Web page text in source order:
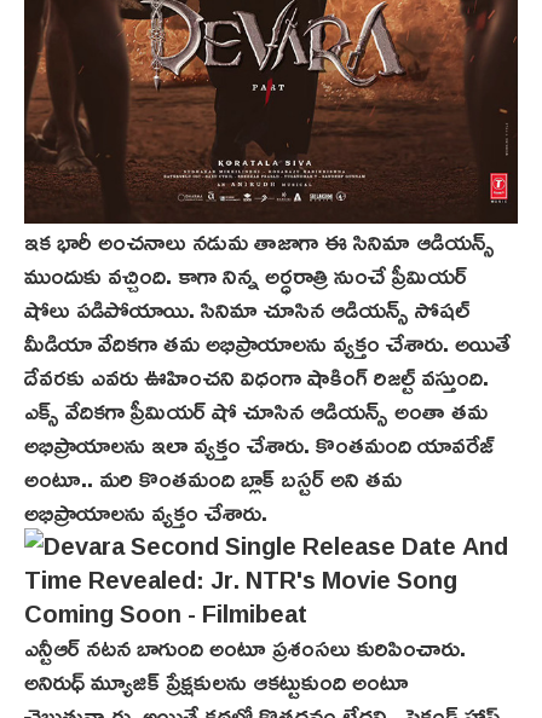
ఇక‌ భారీ అంచనాలు నడుమ తాజాగా ఈ సినిమా ఆడియన్స్
ముందుకు వచ్చింది. కాగా నిన్న అర్ధరాత్రి నుంచే ప్రీమియర్
షోలు పడిపోయాయి. సినిమా చూసిన ఆడియన్స్‌ సోషల్
మీడియా వేదికగా తమ అభిప్రాయాలను వ్యక్తం చేశారు. అయితే
దేవరకు ఎవరు ఊహించని విధంగా షాకింగ్ రిజల్ట్ వస్తుంది.
ఎక్స్ వేదికగా ప్రీమియర్ షో చూసిన ఆడియన్స్ అంతా తమ
అభిప్రాయాలను ఇలా వ్యక్తం చేశారు. కొంతమంది యావరేజ్
అంటూ.. మరి కొంతమంది బ్లాక్ బస్టర్ అని తమ
అభిప్రాయాలను వ్యక్తం చేశారు.
ఎన్టీఆర్ నటన బాగుంది అంటూ ప్రశంసలు కురిపించారు.
అనిరుధ్‌ మ్యూజిక్ ప్రేక్షకులను ఆకట్టుకుంది అంటూ